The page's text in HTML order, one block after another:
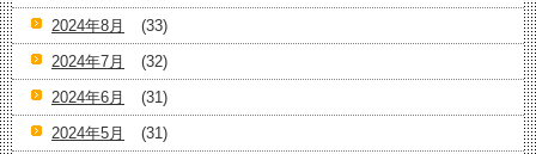
2024年8月
(33)
2024年7月
(32)
2024年6月
(31)
2024年5月
(31)